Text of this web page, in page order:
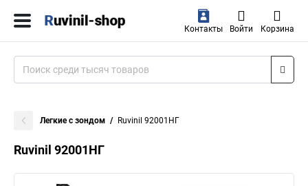
Контакты Войти Корзина
Легкие с зондом Ruvinil 92001НГ
Ruvinil 92001НГ